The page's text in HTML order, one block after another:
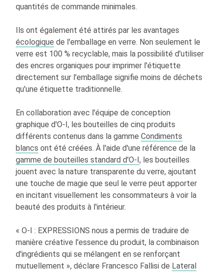
quantités de commande minimales.
Ils ont également été attirés par les avantages
écologique de l'emballage en verre. Non seulement le
verre est 100 % recyclable, mais la possibilité d'utiliser
des encres organiques pour imprimer l'étiquette
directement sur l'emballage signifie moins de déchets
qu'une étiquette traditionnelle.
En collaboration avec l'équipe de conception
graphique d'O-I, les bouteilles de cinq produits
différents contenus dans la gammeCondiments
blancs ont été créées. À l'aide d'une référence de la
gamme de bouteilles standard d'O-I, les bouteilles
jouent avec la nature transparente du verre, ajoutant
une touche de magie que seul le verre peut apporter
en incitant visuellement les consommateurs à voir la
beauté des produits à l'intérieur.
«O-I : EXPRESSIONS nous a permis de traduire de
manière créative l'essence du produit, la combinaison
d'ingrédients qui se mélangent en se renforçant
mutuellement », déclare Francesco Fallisi de Lateral